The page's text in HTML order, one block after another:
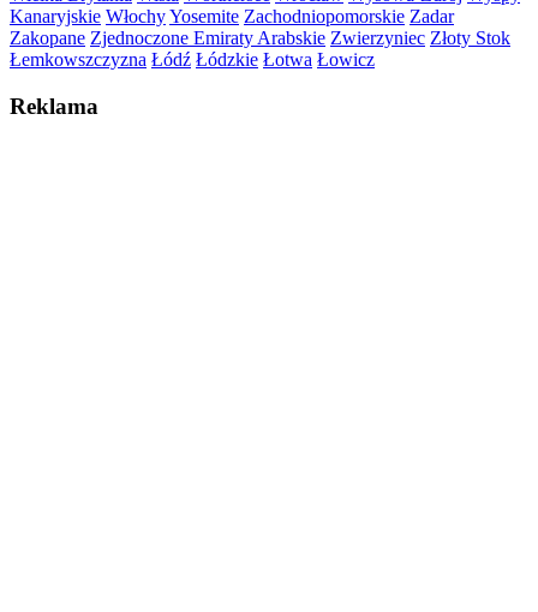
Kanaryjskie WłochyYosemite Zachodniopomorskie Zadar
Zakopane Zjednoczone Emiraty Arabskie Zwierzyniec Złoty Stok
Łemkowszczyzna Łódź Łódzkie Łotwa Łowicz
Reklama